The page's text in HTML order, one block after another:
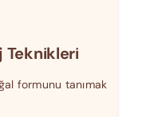
Teknikleri
formunu tanımak